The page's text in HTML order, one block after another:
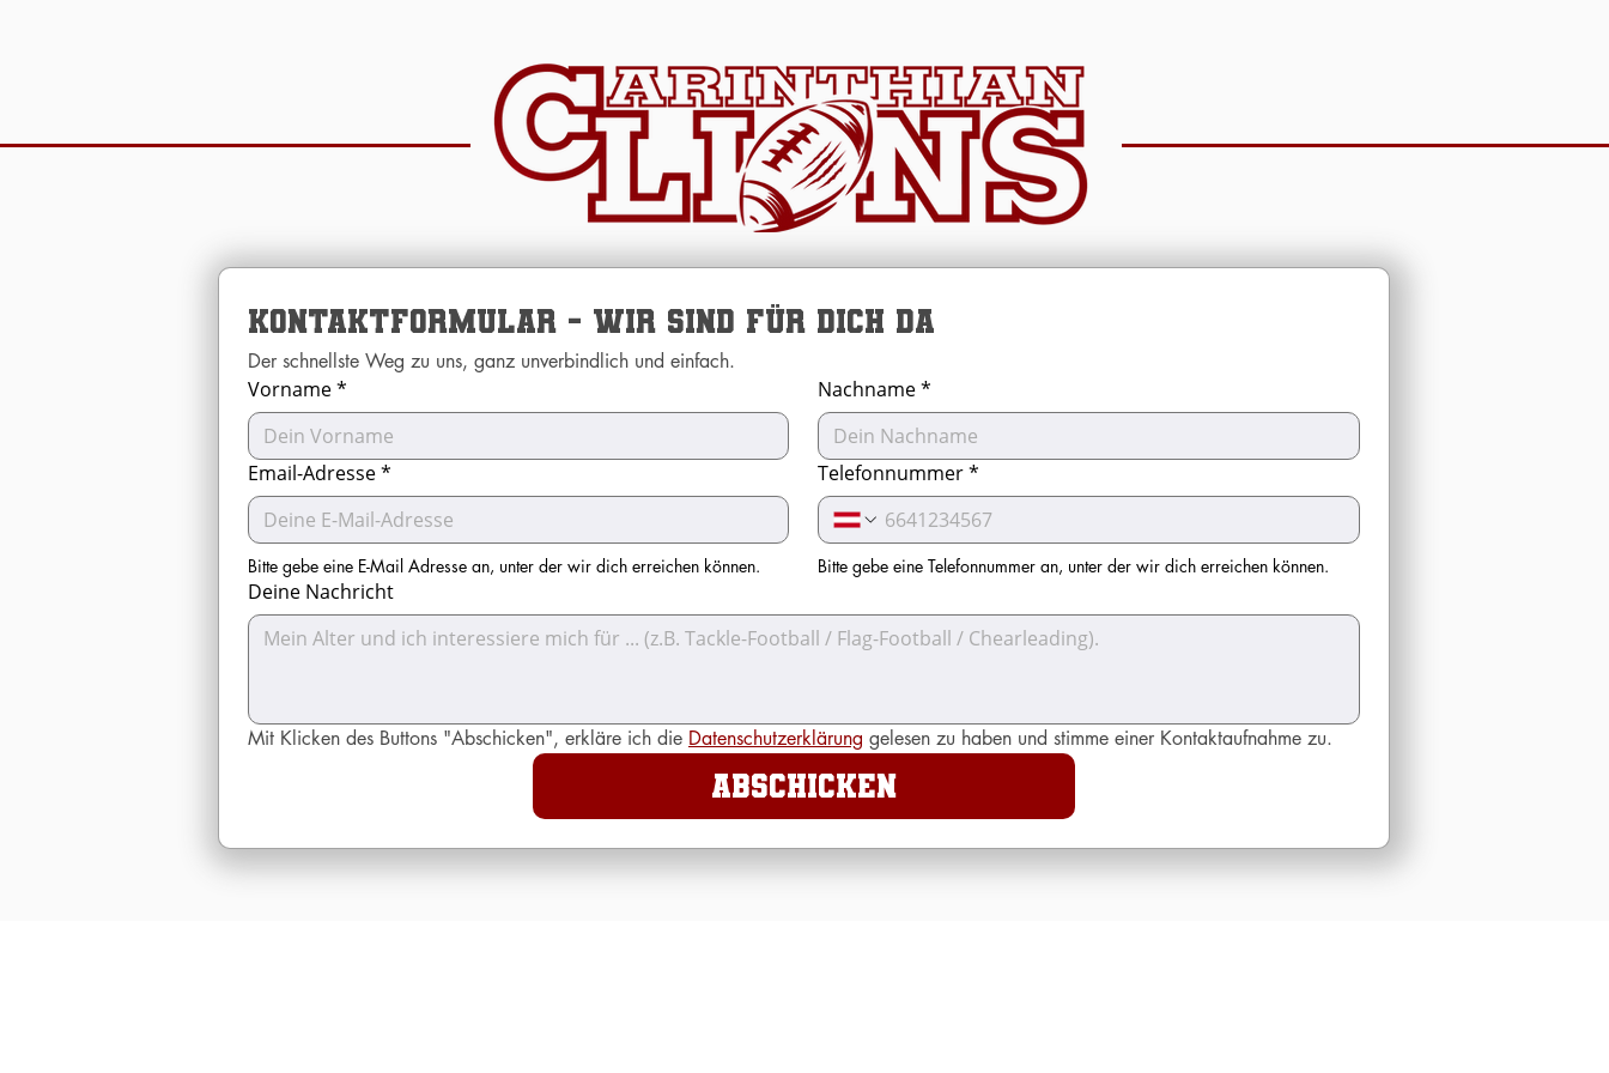
Kontaktformular - wir sind für dich da
Vorname* Nachname *
Email-Adresse*
Bitte gebe eine E-Mail Adresse an, unter der wir dich erreichen können.
Telefonnummer *
Bitte gebe eine Telefonnummer an, unter der wir dich erreichen können.
Deine Nachricht
Mit Klicken des Buttons "Abschicken", erkläre ich die Datenschutzerklärung gelesen zu haben und stimme einer Kontaktaufnahme zu.
Abschicken